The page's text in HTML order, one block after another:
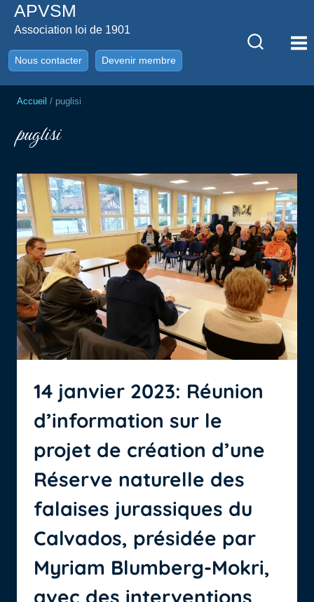
AllerAPVSM
Association loi de 1901
Nous contacter Devenir membre
Accueil / puglisi
puglisi
14 janvier 2023: Réunion
d’information sur le
projet de création d’une
Réserve naturelle des
falaises jurassiques du
Calvados, présidée par
Myriam Blumberg-Mokri,
avec des interventions